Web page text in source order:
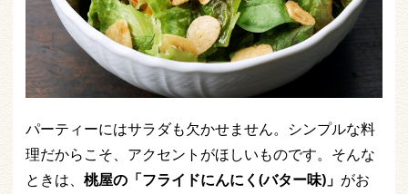
パーティーにはサラダも欠かせません。シンプルな料
理だからこそ、アクセントがほしいものです。そんな
ときは、 桃屋の「フライドにんにく(バター味)」 がお